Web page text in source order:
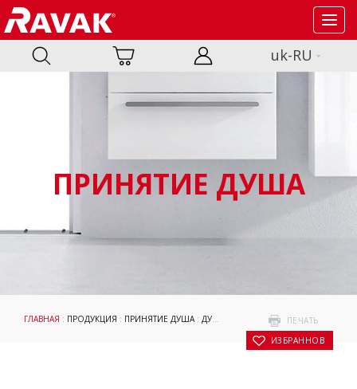
uk-RU
ПРИНЯТИЕ ДУША
ПЕЧАТЬ
В ИЗБРАННОЕ
ГЛАВНАЯ : ПРОДУКЦИЯ : ПРИНЯТИЕ ДУША: ДУШЕВЫЕ ПОДДОНЫ : АКСЕССУАРЫ